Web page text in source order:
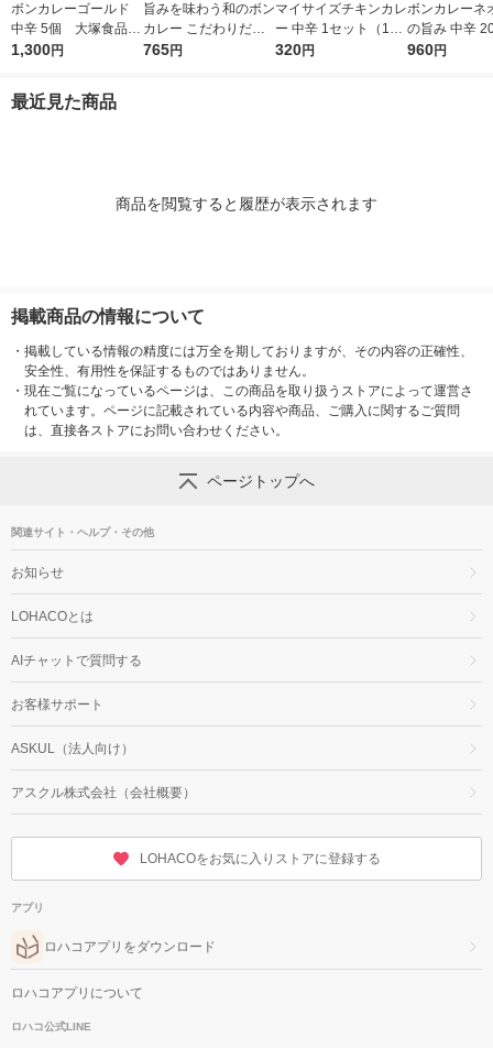
ボンカレーゴールド
中辛 5個 大塚食品
レンジ対応
1,300円
旨みを味わう和のボン
カレー こだわりだし
の和風カレー 中辛
765円
マイサイズチキンカレ
ー 中辛 1セット（1個
（100g）×2） 100k
320円
ボンカレーネ
の旨み 中辛
ット（1個×3
960円
最近見た商品
商品を閲覧すると履歴が表示されます
掲載商品の情報について
・ 掲載している情報の精度には万全を期しておりますが、その内容の正確性、
安全性、有用性を保証するものではありません。
・ 現在ご覧になっているページは、この商品を取り扱うストアによって運営さ
れています。ページに記載されている内容や商品、ご購入に関するご質問
は、直接各ストアにお問い合わせください。
ページトップへ
関連サイト・ヘルプ・その他
お知らせ
LOHACOとは
AIチャットで質問する
お客様サポート
ASKUL（法人向け）
アスクル株式会社（会社概要）
LOHACOをお気に入りストアに登録する
アプリ
ロハコアプリをダウンロード
ロハコアプリについて
ロハコ公式LINE